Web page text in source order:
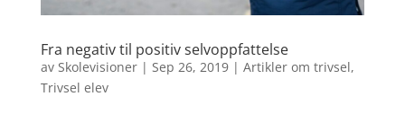
Fra negativ til positiv selvoppfattelse
av Skolevisioner| Sep 26, 2019| Artikler om trivsel,
Trivsel elev